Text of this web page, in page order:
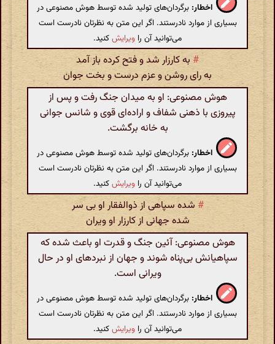
اخطار: برگردان‌های تولید شده توسط هوش مصنوعی در
بسیاری از موارد نادرستند. اگر این متن به نظرتان نادرست است
می‌توانید آن را ویرایشکنید.
#به کارزار شد و فتح کرده باز آمد
به رای روشن و عزم درست و بخت جوان
هوش مصنوعی: او به میدان جنگ رفت و پس از
پیروزی با ذهنی شفاف و اراده‌ای قوی و شانس جوانی
به خانه برگشت.
اخطار: برگردان‌های تولید شده توسط هوش مصنوعی در
بسیاری از موارد نادرستند. اگر این متن به نظرتان نادرست است
می‌توانید آن را ویرایشکنید.
# شده سپاهی از ذوالفقار او بی سر
شده جهانی از کارزار او ویران
هوش مصنوعی: آئین جنگ و قدرت او باعث شده که
سپاهیانش بی‌پناه شوند و جهان از نبردهای او در حال
ویرانی است.
اخطار: برگردان‌های تولید شده توسط هوش مصنوعی در
بسیاری از موارد نادرستند. اگر این متن به نظرتان نادرست است
می‌توانید آن را ویرایشکنید.